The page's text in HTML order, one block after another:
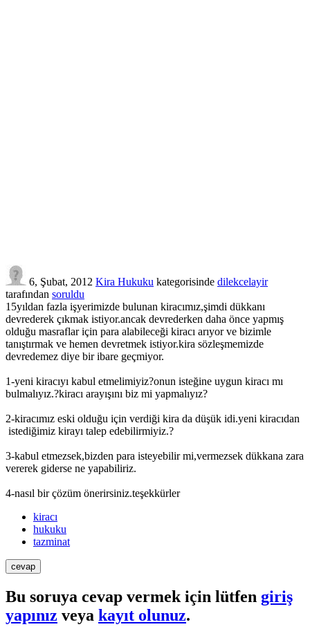
6, Şubat, 2012 Kira Hukuku kategorisinde dilekcelayir
tarafından soruldu
15yıldan fazla işyerimizde bulunan kiracımız,şimdi dükkanı
devrederek çıkmak istiyor.ancak devrederken daha önce yapmış
olduğu masraflar için para alabileceği kiracı arıyor ve bizimle
tanıştırmak ve hemen devretmek istiyor.kira sözleşmemizde
devredemez diye bir ibare geçmiyor.
1-yeni kiracıyı kabul etmelimiyiz?onun isteğine uygun kiracı mı
bulmalıyız.?kiracı arayışını biz mi yapmalıyız?
2-kiracımız eski olduğu için verdiği kira da düşük idi.yeni kiracıdan
istediğimiz kirayı talep edebilirmiyiz.?
3-kabul etmezsek,bizden para isteyebilir mi,vermezsek dükkana zara
vererek giderse ne yapabiliriz.
4-nasıl bir çözüm önerirsiniz.teşekkürler
kiracı
hukuku
tazminat
Bu soruya cevap vermek için lütfen giriş
yapınız veya kayıt olunuz.